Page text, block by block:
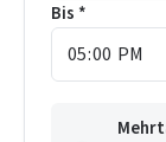
Bis *